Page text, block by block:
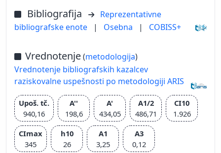
Bibliografija
Reprezentativne
bibliografske enote
| Osebna | COBISS+
Vrednotenje(metodologija)
Vrednotenje bibliografskih kazalcev
raziskovalne uspešnosti po metodologiji ARIS
Upoš. tč.
940,16
A''
198,6
A'
434,05
A1/2
486,71
CI10
1.926
CImax
345
h10
26
A1
3,25
A3
0,12